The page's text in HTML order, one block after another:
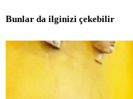
Bunlar da ilginizi çekebilir